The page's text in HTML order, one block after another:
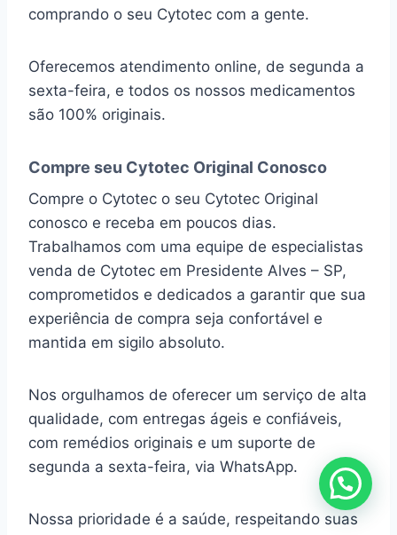
comprando o seu Cytotec com a gente.
Oferecemos atendimento online, de segunda a
sexta-feira, e todos os nossos medicamentos
são 100% originais.
Compre seu Cytotec Original Conosco
Compre o Cytotec o seu Cytotec Original
conosco e receba em poucos dias.
Trabalhamos com uma equipe de especialistas
venda de Cytotec em Presidente Alves – SP,
comprometidos e dedicados a garantir que sua
experiência de compra seja confortável e
mantida em sigilo absoluto.
Nos orgulhamos de oferecer um serviço de alta
qualidade, com entregas ágeis e confiáveis,
com remédios originais e um suporte de
segunda a sexta-feira, via WhatsApp.
Nossa prioridade é a saúde, respeitando suas